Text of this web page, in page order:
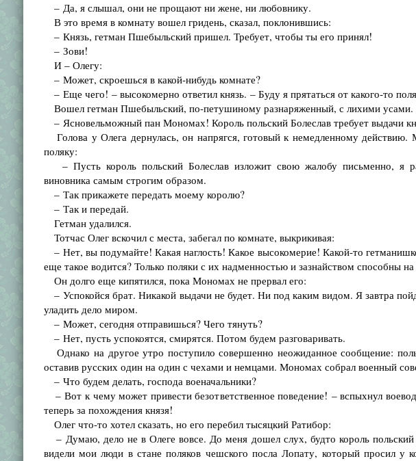
– Да, я слышал, они не прощают ни жене, ни любовнику.
В это время в комнату вошел гридень, сказал, поклонившись:
– Князь, гетман Пшебыльский пришел. Требует, чтобы ты его принял!
– Зови!
И – Олегу:
– Может, скроешься в какой-нибудь комнате?
– Еще чего! – высокомерно ответил князь. – Буду я прятаться от какого-то
Вошел гетман Пшебыльский, по-петушиному разнаряженный, с лихими усами.
– Ясновельможный пан Мономах! Король польский Болеслав требует выдачи
Голова у Олега дернулась, он напрягся, готовый к немедленному действию.
поляку:
– Пусть король польский Болеслав изложит свою жалобу письменно, я
виновника самым строгим образом.
– Так прикажете передать моему королю?
– Так и передай.
Гетман удалился.
Тотчас Олег вскочил с места, забегал по комнате, выкрикивая:
– Нет, вы подумайте! Какая наглость! Какое высокомерие! Какой-то
еще такое водится? Только поляки с их надменностью и зазнайством способны на
Он долго еще кипятился, пока Мономах не прервал его:
– Успокойся брат. Никакой выдачи не будет. Ни под каким видом. Я завтра
уладить дело миром.
– Может, сегодня отправишься? Чего тянуть?
– Нет, пусть успокоятся, смирятся. Потом будем разговаривать.
Однако на другое утро поступило совершенно неожиданное сообщение:
оставив русских один на один с чехами и немцами. Мономах собрал военный
– Что будем делать, господа военачальники?
– Вот к чему может привести безответственное поведение! – вспыхнул
теперь за похождения князя!
Олег что-то хотел сказать, но его перебил тысяцкий Ратибор:
– Думаю, дело не в Олеге вовсе. До меня дошел слух, будто король
видели мои люди в стане поляков чешского посла Лопату, который просил у